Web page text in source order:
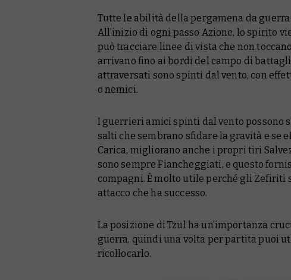
Tutte le abilità della pergamena da
All’inizio di ogni passo Azione, lo spirito
può tracciare linee di vista che non
arrivano fino ai bordi del campo di
attraversati sono spinti dal vento, con
o nemici.
I guerrieri amici spinti dal vento possono
salti che sembrano sfidare la gravità e se
Carica, migliorano anche i propri tiri
sono sempre Fiancheggiati, e questo
compagni. È molto utile perché gli Zefiriti
attacco che ha successo.
La posizione di Tzul ha un’importanza
guerra, quindi una volta per partita puoi
ricollocarlo.